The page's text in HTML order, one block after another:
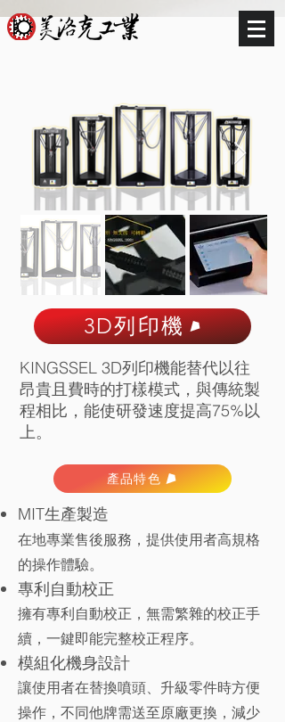
3D列印機
KINGSSEL 3D列印機能替代以往
昂貴且費時的打樣模式，與傳統製
程相比，能使研發速度提高75%以
上。​​
產品特色
​MIT生產製造
在地專業售後服務，提供使用者高規格
的操作體驗。
專利自動校正
擁有專利自動校正，無需繁雜的校正手
續，一鍵即能完整校正程序。
模組化機身設計
讓使用者在替換噴頭、升級零件時方便
操作，不同他牌需送至原廠更換，減少